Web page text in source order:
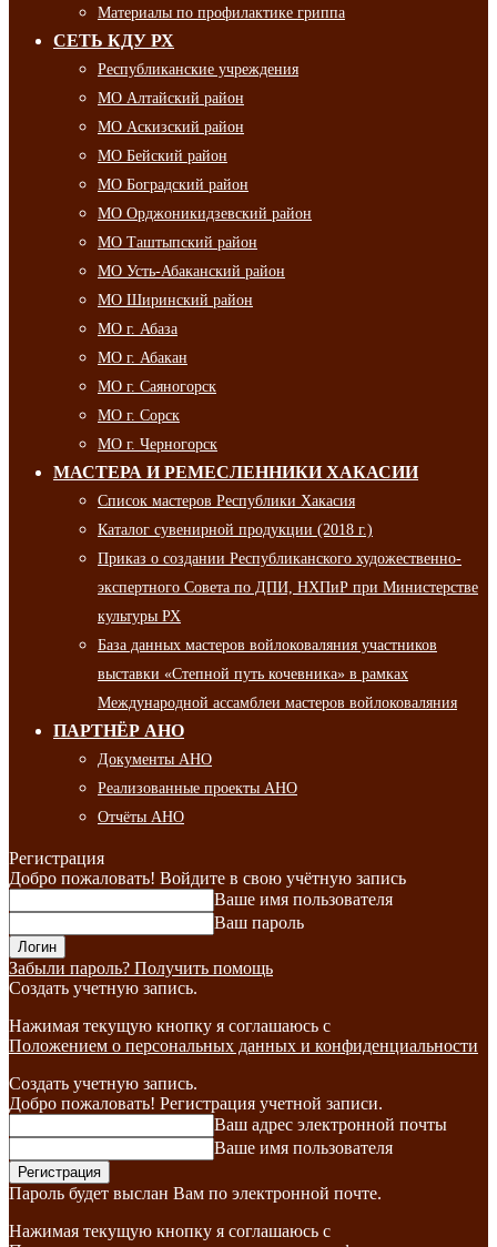
Материалы по профилактике гриппа
СЕТЬ КДУ РХ
Республиканские учреждения
МО Алтайский район
МО Аскизский район
МО Бейский район
МО Боградский район
МО Орджоникидзевский район
МО Таштыпский район
МО Усть-Абаканский район
МО Ширинский район
МО г. Абаза
МО г. Абакан
МО г. Саяногорск
МО г. Сорск
МО г. Черногорск
МАСТЕРА И РЕМЕСЛЕННИКИ ХАКАСИИ
Список мастеров Республики Хакасия
Каталог сувенирной продукции (2018 г.)
Приказ о создании Республиканского художественно-
экспертного Совета по ДПИ, НХПиР при Министерстве
культуры РХ
База данных мастеров войлоковаляния участников
выставки «Степной путь кочевника» в рамках
Международной ассамблеи мастеров войлоковаляния
ПАРТНЁР АНО
Документы АНО
Реализованные проекты АНО
Отчёты АНО
Регистрация
Добро пожаловать! Войдите в свою учётную запись
Ваше имя пользователя
Ваш пароль
Забыли пароль? Получить помощь
Создать учетную запись.
Нажимая текущую кнопку я соглашаюсь с
Положением о персональных данных и конфиденциальности
Создать учетную запись.
Добро пожаловать! Регистрация учетной записи.
Ваш адрес электронной почты
Ваше имя пользователя
Пароль будет выслан Вам по электронной почте.
Нажимая текущую кнопку я соглашаюсь с